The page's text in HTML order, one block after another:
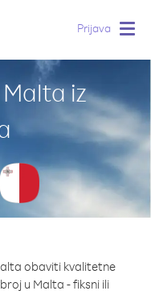
Prijava
iz
obaviti kvalitetne
u Malta - fiksni ili